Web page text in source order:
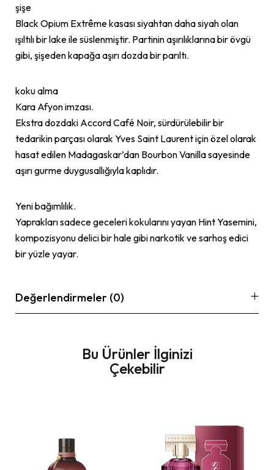
şişe
Black Opium Extrême kasası siyahtan daha siyah olan
ışıltılı bir lake ile süslenmiştir. Partinin aşırılıklarına bir övgü
gibi, şişeden kapağa aşırı dozda bir parıltı.
koku alma
Kara Afyon imzası.
Ekstra dozdaki Accord Café Noir, sürdürülebilir bir
tedarikin parçası olarak Yves Saint Laurent için özel olarak
hasat edilen Madagaskar’dan Bourbon Vanilla sayesinde
aşırı gurme duygusallığıyla kaplıdır.
Yeni bağımlılık.
Yaprakları sadece geceleri kokularını yayan Hint Yasemini,
kompozisyonu delici bir hale gibi narkotik ve sarhoş edici
bir yüzle yayar.
Değerlendirmeler (0)
Bu Ürünler İlginizi
Çekebilir